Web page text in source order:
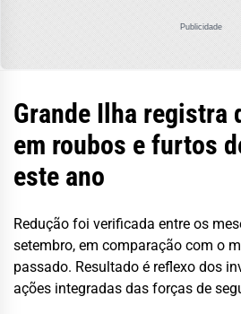
Publicidade
Grande Ilha registra
em roubos e furtos
este ano
Redução foi verificada entre os
setembro, em comparação com o
passado. Resultado é reflexo dos
ações integradas das forças de